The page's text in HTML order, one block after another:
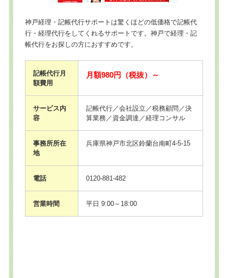
神戸経理・記帳代行サポートは驚くほどの低価格で記帳代
行・経理代行をしてくれるサポートです。神戸で経理・記
帳代行をお探しの方におすすめです。
記帳代行月
額費用
月額980円（税抜）～
サービス内
容
記帳代行／会社設立／税務顧問／決
算業務／資金調達／経理コンサル
事務所所在
地
兵庫県神戸市北区鈴蘭台南町4-5-15
電話 0120-881-482
営業時間 平日 9:00～18:00